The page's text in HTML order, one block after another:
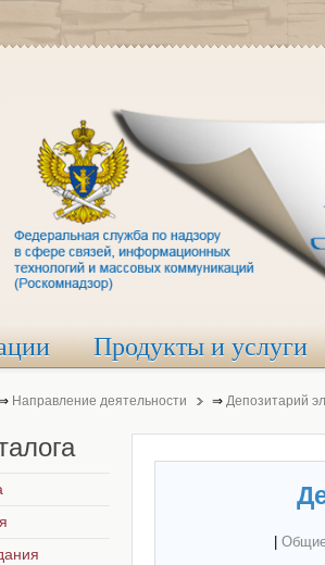
Продукты и услуги
Направление деятельности ⇒ Депозитарий